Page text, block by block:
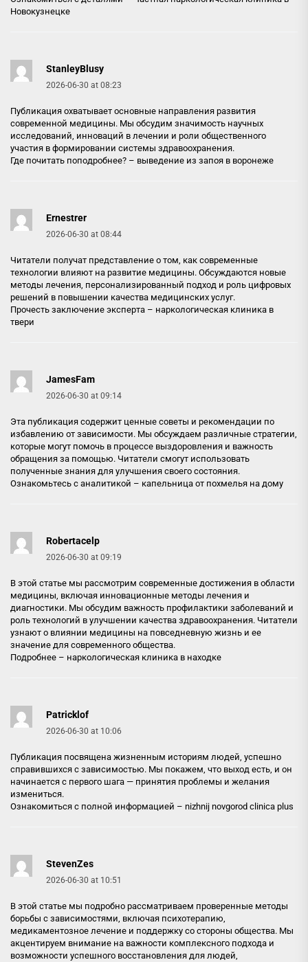
Новокузнецке
StanleyBlusy
2026-06-30 at 08:23
Публикация охватывает основные направления развития
современной медицины. Мы обсудим значимость научных
исследований, инноваций в лечении и роли общественного
участия в формировании системы здравоохранения.
Где почитать поподробнее? – выведение из запоя в воронеже
Ernestrer
2026-06-30 at 08:44
Читатели получат представление о том, как современные
технологии влияют на развитие медицины. Обсуждаются новые
методы лечения, персонализированный подход и роль цифровых
решений в повышении качества медицинских услуг.
Прочесть заключение эксперта – наркологическая клиника в
твери
JamesFam
2026-06-30 at 09:14
Эта публикация содержит ценные советы и рекомендации по
избавлению от зависимости. Мы обсуждаем различные стратегии,
которые могут помочь в процессе выздоровления и важность
обращения за помощью. Читатели смогут использовать
полученные знания для улучшения своего состояния.
Ознакомьтесь с аналитикой – капельница от похмелья на дому
Robertacelp
2026-06-30 at 09:19
В этой статье мы рассмотрим современные достижения в области
медицины, включая инновационные методы лечения и
диагностики. Мы обсудим важность профилактики заболеваний и
роль технологий в улучшении качества здравоохранения. Читатели
узнают о влиянии медицины на повседневную жизнь и ее
значение для современного общества.
Подробнее – наркологическая клиника в находке
Patricklof
2026-06-30 at 10:06
Публикация посвящена жизненным историям людей, успешно
справившихся с зависимостью. Мы покажем, что выход есть, и он
начинается с первого шага — принятия проблемы и желания
измениться.
Ознакомиться с полной информацией – nizhnij novgorod clinica plus
StevenZes
2026-06-30 at 10:51
В этой статье мы подробно рассматриваем проверенные методы
борьбы с зависимостями, включая психотерапию,
медикаментозное лечение и поддержку со стороны общества. Мы
акцентируем внимание на важности комплексного подхода и
возможности успешного восстановления для людей,